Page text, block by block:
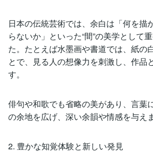
日本の伝統芸術では、余白は「何を描
らないか」といった“間”の美学として
た。たとえば水墨画や書道では、紙の
とで、見る人の想像力を刺激し、作品
す。
俳句や和歌でも省略の美があり、言葉
の余地を広げ、深い余韻や情感を与えま
2. 豊かな知覚体験と新しい発見